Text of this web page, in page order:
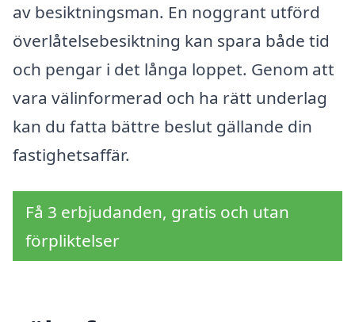
av besiktningsman. En noggrant utförd
överlåtelsebesiktning kan spara både tid
och pengar i det långa loppet. Genom att
vara välinformerad och ha rätt underlag
kan du fatta bättre beslut gällande din
fastighetsaffär.
Få 3 erbjudanden, gratis och utan
förpliktelser